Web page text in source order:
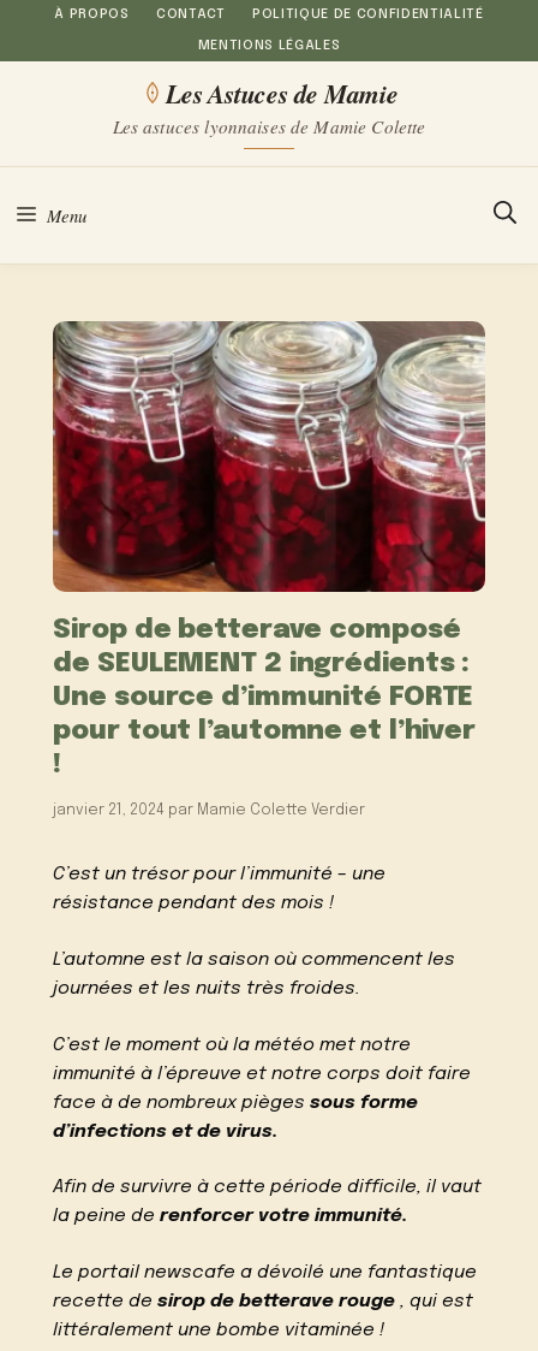
Aller
au
À PROPOS CONTACT POLITIQUE DE CONFIDENTIALITÉ
MENTIONS LÉGALES
Les Astuces de Mamie
Les astuces lyonnaises de Mamie Colette
Menu
Sirop de betterave composé
de SEULEMENT 2 ingrédients :
Une source d’immunité FORTE
pour tout l’automne et l’hiver
!
janvier 21, 2024 par Mamie Colette Verdier
C’est un trésor pour l’immunité – une
résistance pendant des mois !
L’automne est la saison où commencent les
journées et les nuits très froides.
C’est le moment où la météo met notre
immunité à l’épreuve et notre corps doit faire
face à de nombreux piègessous forme
d’infections et de virus.
Afin de survivre à cette période difficile, il vaut
la peine derenforcer votre immunité.
Le portail newscafe a dévoilé une fantastique
recette desirop de betterave rouge , qui est
littéralement une bombe vitaminée !